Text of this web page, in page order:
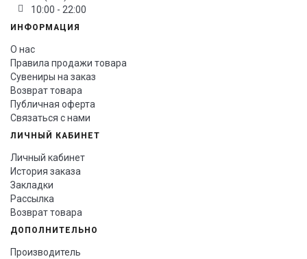
10:00 - 22:00
ИНФОРМАЦИЯ
О нас
Правила продажи товара
Сувениры на заказ
Возврат товара
Публичная оферта
Связаться с нами
ЛИЧНЫЙ КАБИНЕТ
Личный кабинет
История заказа
Закладки
Рассылка
Возврат товара
ДОПОЛНИТЕЛЬНО
Производитель